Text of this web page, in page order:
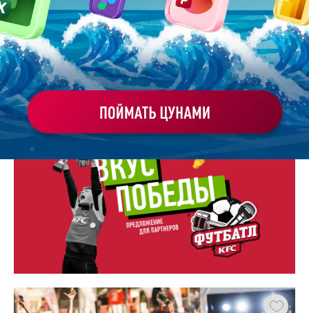
BONNIE&SLIDE ДЛЯ KFC ФУТБАЛ
Моё избранное
Работа
эксперта
ХОЧУ ЗАКАЗАТЬ ТАКУЮ ПРЕЗЕНТАЦИЮ